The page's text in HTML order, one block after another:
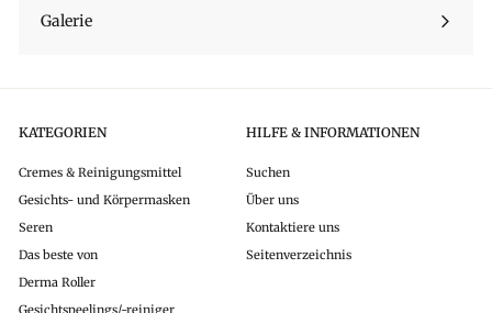
Galerie
KATEGORIEN
Cremes & Reinigungsmittel
Gesichts- und Körpermasken
Seren
Das beste von
Derma Roller
HILFE & INFORMATIONEN
Suchen
Über uns
Kontaktiere uns
Seitenverzeichnis